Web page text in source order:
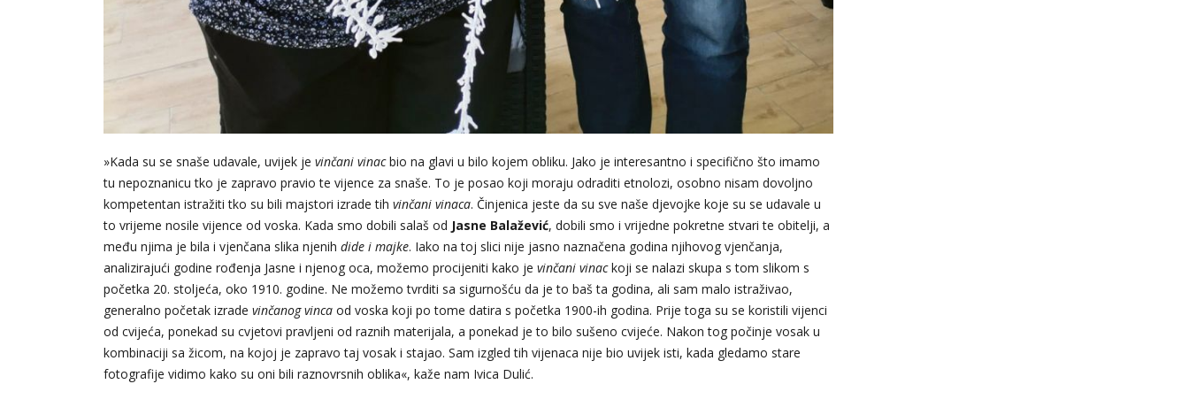
»Kada su se snaše udavale, uvijek je vinčani vinacbio na glavi u bilo kojem obliku. Jako je interesantno i specifično što imamo
tu nepoznanicu tko je zapravo pravio te vijence za snaše. To je posao koji moraju odraditi etnolozi, osobno nisam dovoljno
kompetentan istražiti tko su bili majstori izrade tih vinčani vinaca. Činjenica jeste da su sve naše djevojke koje su se udavale u
to vrijeme nosile vijence od voska. Kada smo dobili salaš od Jasne Balažević, dobili smo i vrijedne pokretne stvari te obitelji, a
među njima je bila i vjenčana slika njenih dide i majke. Iako na toj slici nije jasno naznačena godina njihovog vjenčanja,
analizirajući godine rođenja Jasne i njenog oca, možemo procijeniti kako je vinčani vinackoji se nalazi skupa s tom slikom s
početka 20. stoljeća, oko 1910. godine. Ne možemo tvrditi sa sigurnošću da je to baš ta godina, ali sam malo istraživao,
generalno početak izrade vinčanog vinca od voska koji po tome datira s početka 1900-ih godina. Prije toga su se koristili vijenci
od cvijeća, ponekad su cvjetovi pravljeni od raznih materijala, a ponekad je to bilo sušeno cvijeće. Nakon tog počinje vosak u
kombinaciji sa žicom, na kojoj je zapravo taj vosak i stajao. Sam izgled tih vijenaca nije bio uvijek isti, kada gledamo stare
fotografije vidimo kako su oni bili raznovrsnih oblika«, kaže nam Ivica Dulić.